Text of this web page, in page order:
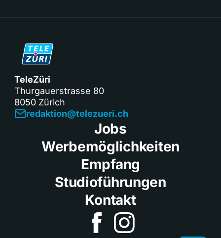
TeleZüri
Thurgauerstrasse 80
8050 Zürich
redaktion@telezueri.ch
Jobs
Werbemöglichkeiten
Empfang
Studioführungen
Kontakt